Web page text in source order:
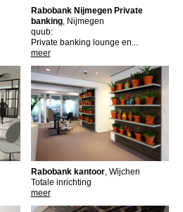
Rabobank Nijmegen Private
banking, Nijmegen
quub:
Private banking lounge en...
meer
Rabobank kantoor, Wijchen
Totale inrichting
meer